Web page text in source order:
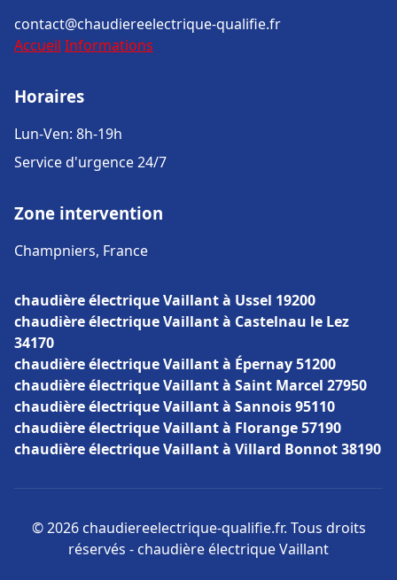
contact@chaudiereelectrique-qualifie.fr
Accueil Informations
Horaires
Lun-Ven: 8h-19h
Service d'urgence 24/7
Zone intervention
Champniers, France
chaudière électrique Vaillant à Ussel 19200
chaudière électrique Vaillant à Castelnau le Lez
34170
chaudière électrique Vaillant à Épernay 51200
chaudière électrique Vaillant à Saint Marcel 27950
chaudière électrique Vaillant à Sannois 95110
chaudière électrique Vaillant à Florange 57190
chaudière électrique Vaillant à Villard Bonnot 38190
© 2026 chaudiereelectrique-qualifie.fr. Tous droits
réservés - chaudière électrique Vaillant